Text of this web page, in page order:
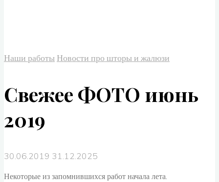
Наши работы Новости про шторы и жалюзи
Свежее ФОТО июнь
2019
30.06.2019 31.12.2025
Некоторые из запомнившихся работ начала лета.